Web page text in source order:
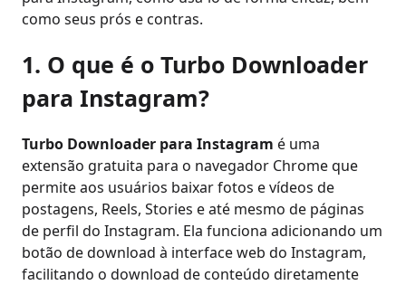
como seus prós e contras.
1. O que é o Turbo Downloader
para Instagram?
Turbo Downloader para Instagram é uma
extensão gratuita para o navegador Chrome que
permite aos usuários baixar fotos e vídeos de
postagens, Reels, Stories e até mesmo de páginas
de perfil do Instagram. Ela funciona adicionando um
botão de download à interface web do Instagram,
facilitando o download de conteúdo diretamente